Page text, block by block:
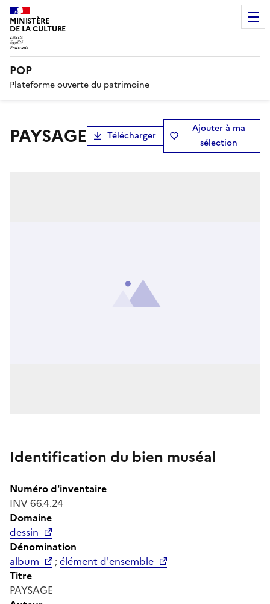
MINISTÈRE
DE LA CULTURE
POP
Plateforme ouverte du patrimoine
PAYSAGE Télécharger
Ajouter à ma
sélection
Identification du bien muséal
Numéro d'inventaire
INV 66.4.24
Domaine
dessin
Dénomination
album
;élément d'ensemble
Titre
PAYSAGE